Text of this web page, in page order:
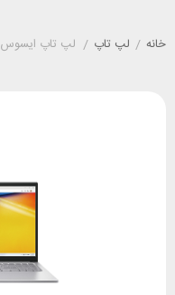
خانه / لپ تاپ / لپ تاپ ایسوس R1504VA | 8GB RAM | 512GB SSD | i5 1335U